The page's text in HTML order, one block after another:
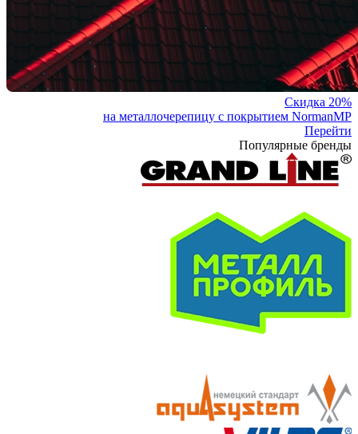
Скидка 20%
на металлочерепицу с покрытием NormanMP
Перейти
Популярные бренды